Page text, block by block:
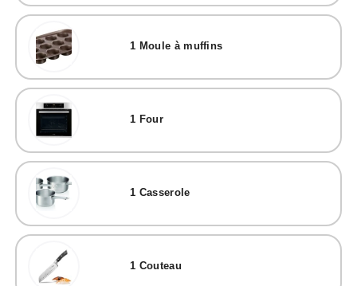
1 Moule à muffins
1 Four
1 Casserole
1 Couteau